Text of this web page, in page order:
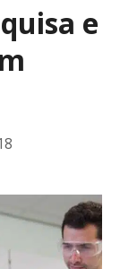
e